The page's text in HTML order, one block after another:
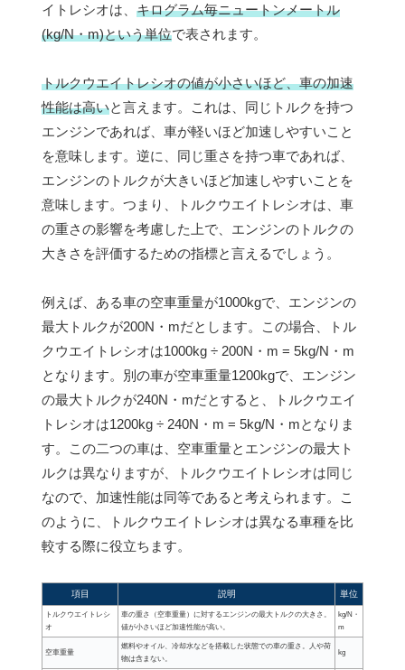
イトレシオは、 キログラム毎ニュートンメートル
(kg/N・m)という単位で表されます。
トルクウエイトレシオの値が小さいほど、車の加速
性能は高いと言えます。これは、同じトルクを持つ
エンジンであれば、車が軽いほど加速しやすいこと
を意味します。逆に、同じ重さを持つ車であれば、
エンジンのトルクが大きいほど加速しやすいことを
意味します。つまり、トルクウエイトレシオは、車
の重さの影響を考慮した上で、エンジンのトルクの
大きさを評価するための指標と言えるでしょう。
例えば、ある車の空車重量が1000kgで、エンジンの
最大トルクが200N・mだとします。この場合、トル
クウエイトレシオは1000kg ÷ 200N・m = 5kg/N・m
となります。別の車が空車重量1200kgで、エンジン
の最大トルクが240N・mだとすると、トルクウエイ
トレシオは1200kg ÷ 240N・m = 5kg/N・mとなりま
す。この二つの車は、空車重量とエンジンの最大ト
ルクは異なりますが、トルクウエイトレシオは同じ
なので、加速性能は同等であると考えられます。こ
のように、トルクウエイトレシオは異なる車種を比
較する際に役立ちます。
項目 説明 単位
トルクウエイトレシ
オ
車の重さ（空車重量）に対するエンジンの最大トルクの大きさ。
値が小さいほど加速性能が高い。
kg/N・
m
空車重量
燃料やオイル、冷却水などを搭載した状態での車の重さ。人や荷
物は含まない。
kg